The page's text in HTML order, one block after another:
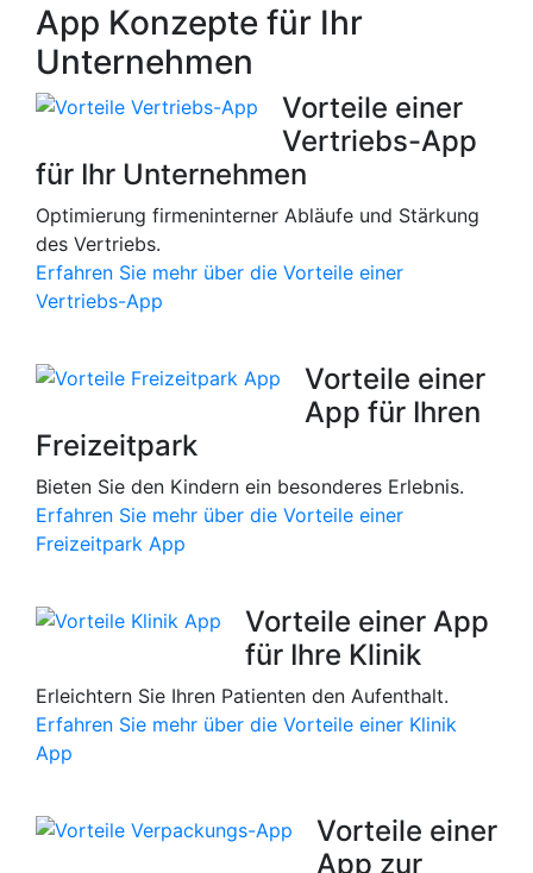
App Konzepte für Ihr
Unternehmen
Vorteile einer
Vertriebs-App
für Ihr Unternehmen
Optimierung firmeninterner Abläufe und Stärkung
des Vertriebs.
Erfahren Sie mehr über die Vorteile einer
Vertriebs-App
Vorteile einer
App für Ihren
Freizeitpark
Bieten Sie den Kindern ein besonderes Erlebnis.
Erfahren Sie mehr über die Vorteile einer
Freizeitpark App
Vorteile einer App
für Ihre Klinik
Erleichtern Sie Ihren Patienten den Aufenthalt.
Erfahren Sie mehr über die Vorteile einer Klinik
App
Vorteile einer
App zur